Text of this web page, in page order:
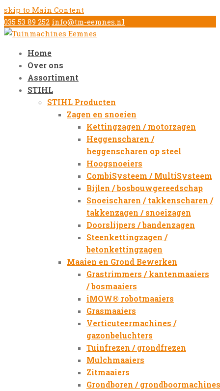
skip to Main Content
035 53 89 252 info@tm-eemnes.nl
Home
Over ons
Assortiment
STIHL
STIHL Producten
Zagen en snoeien
Kettingzagen / motorzagen
Heggenscharen /
heggenscharen op steel
Hoogsnoeiers
CombiSysteem / MultiSysteem
Bijlen / bosbouwgereedschap
Snoeischaren / takkenscharen /
takkenzagen / snoeizagen
Doorslijpers / bandenzagen
Steenkettingzagen /
betonkettingzagen
Maaien en Grond Bewerken
Grastrimmers / kantenmaaiers
/ bosmaaiers
iMOW® robotmaaiers
Grasmaaiers
Verticuteermachines /
gazonbeluchters
Tuinfrezen / grondfrezen
Mulchmaaiers
Zitmaaiers
Grondboren / grondboormachines